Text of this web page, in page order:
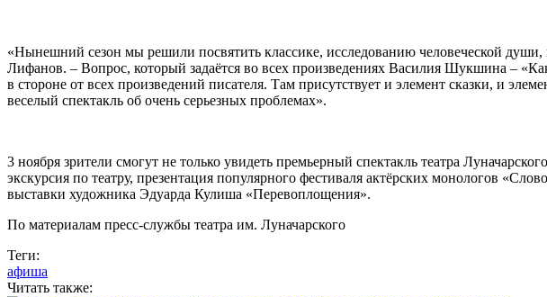
«Нынешний сезон мы решили посвятить классике, исследованию человеческой
Лифанов. – Вопрос, который задаётся во всех произведениях Василия Шукшина –
в стороне от всех произведений писателя. Там присутствует и элемент сказки, и
веселый спектакль об очень серьезных проблемах».
3 ноября зрители смогут не только увидеть премьерный спектакль театра
экскурсия по театру, презентация популярного фестиваля актёрских монологов
выставки художника Эдуарда Кулиша «Перевоплощения».
По материалам пресс-службы театра им. Луначарского
Теги:
афиша
Читать также: